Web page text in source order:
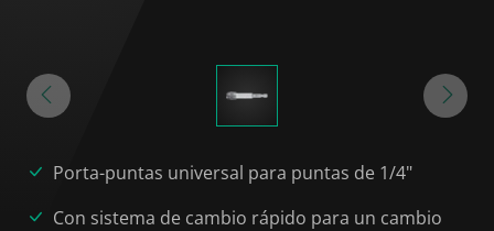
Porta-puntas universal para puntas de 1/4"
Con sistema de cambio rápido para un cambio